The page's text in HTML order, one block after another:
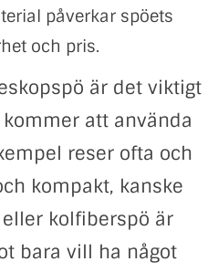
påverkar spöets
och pris.
är det viktigt
att använda
reser ofta och
kompakt, kanske
kolfiberspö är
bara vill ha något